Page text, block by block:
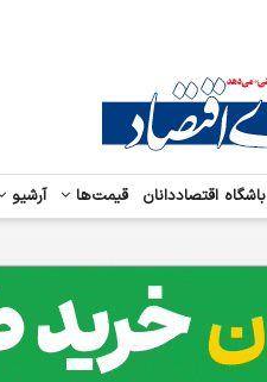
باشگاه اقتصاددانان قیمت‌ها آرشیو